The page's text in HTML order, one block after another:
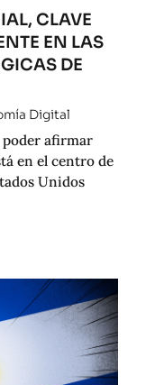
CLAVE
EN LAS
DE
Digital
poder afirmar
en el centro de
Unidos